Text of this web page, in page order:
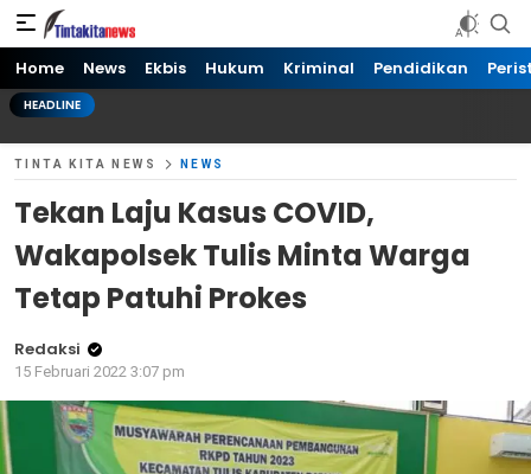
Tinta kita News
Informasi Terkini
Home News Ekbis Hukum Kriminal Pendidikan
HEADLINE
TINTA KITA NEWS NEWS
Tekan Laju Kasus COVID,
Wakapolsek Tulis Minta Warga
Tetap Patuhi Prokes
Redaksi
15 Februari 2022 3:07 pm